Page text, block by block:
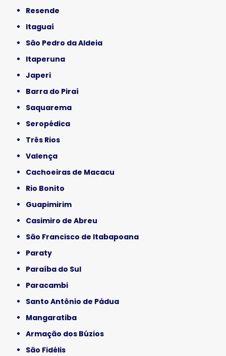
Resende
Itaguaí
São Pedro da Aldeia
Itaperuna
Japeri
Barra do Piraí
Saquarema
Seropédica
Três Rios
Valença
Cachoeiras de Macacu
Rio Bonito
Guapimirim
Casimiro de Abreu
São Francisco de Itabapoana
Paraty
Paraíba do Sul
Paracambi
Santo Antônio de Pádua
Mangaratiba
Armação dos Búzios
São Fidélis